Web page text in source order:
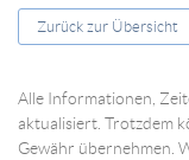
Zurück zur Übersicht
Alle Informationen,
aktualisiert. Trotzdem
Gewähr übernehmen.